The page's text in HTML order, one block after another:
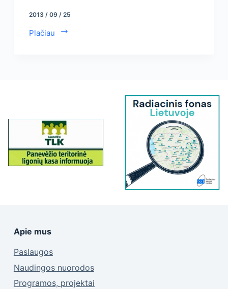
2013 / 09 / 25
Plačiau
Apie mus
Paslaugos
Naudingos nuorodos
Programos, projektai